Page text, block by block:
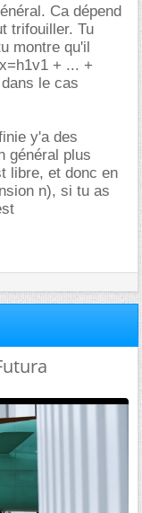
Ca dépend
trifouiller. Tu
montre qu'il
+ ... +
le cas
y'a des
général plus
libre, et donc en
n), si tu as